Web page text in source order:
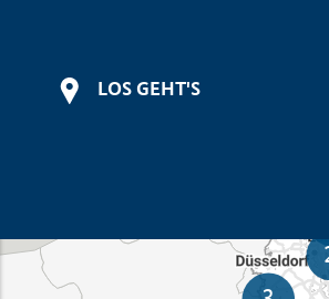
LOS GEHT'S